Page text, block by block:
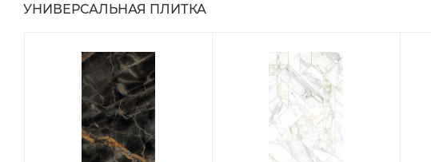
УНИВЕРСАЛЬНАЯ ПЛИТКА